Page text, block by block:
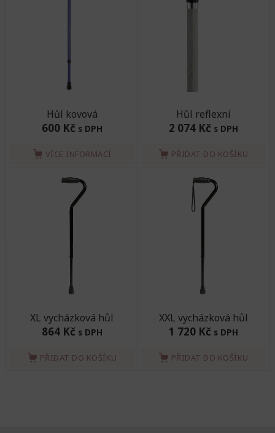
Hůl kovová
600 Kč s DPH
VÍCE INFORMACÍ
Hůl reflexní
2 074 Kč s DPH
PŘIDAT DO KOŠÍKU
XL vycházková hůl
864 Kč s DPH
PŘIDAT DO KOŠÍKU
XXL vycházková hůl
1 720 Kč s DPH
PŘIDAT DO KOŠÍKU